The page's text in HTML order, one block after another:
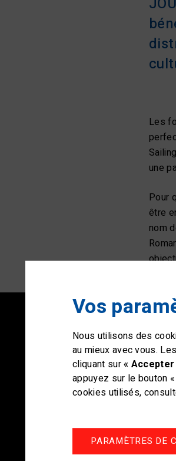
Les
une
Pour
être
nom
Vos
Nous utilisons des
au mieux avec vous.
cliquant sur«
appuyez sur le bouton
cookies utilisés,
PARAMÈTRES DE